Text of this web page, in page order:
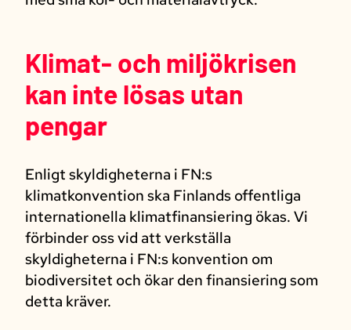
Klimat- och miljökrisen
kan inte lösas utan
pengar
Enligt skyldigheterna i FN:s
klimatkonvention ska Finlands offentliga
internationella klimatfinansiering ökas. Vi
förbinder oss vid att verkställa
skyldigheterna i FN:s konvention om
biodiversitet och ökar den finansiering som
detta kräver.